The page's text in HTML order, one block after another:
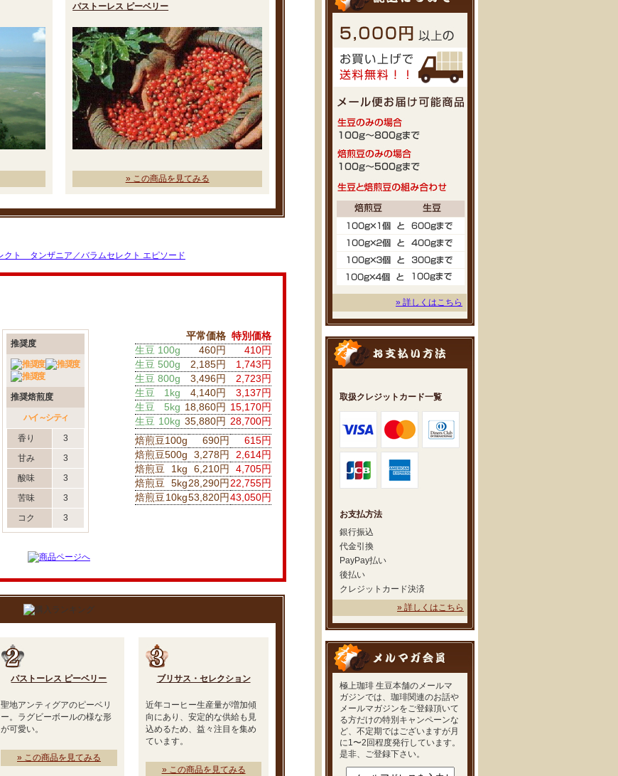
» 詳しくはこちら
取扱クレジットカード一覧
お支払方法
銀行振込
代金引換
PayPay払い
後払い
クレジットカード決済
» 詳しくはこちら
極上珈琲 生豆本舗のメールマ
ガジンでは、珈琲関連のお話や
メールマガジンをご登録頂いて
る方だけの特別キャンペーンな
ど、不定期ではございますが月
に1〜2回程度発行しています。
是非、ご登録下さい。
パストーレス ピーベリー
» この商品を見てみる
推奨度
推奨焙煎度
ハイ～シティ
香り
3
甘み
3
酸味
3
苦味
3
コク
3
平常価格 特別価格
生豆 100g 460円
410円
生豆 500g 2,185円
1,743円
生豆 800g 3,496円
2,723円
生豆
1kg 4,140円
3,137円
生豆
5kg 18,860円 15,170円
生豆 10kg 35,880円 28,700円
焙煎豆100g 690円
615円
焙煎豆500g 3,278円
2,614円
焙煎豆
1kg 6,210円
4,705円
焙煎豆 5kg28,290円22,755円
焙煎豆10kg53,820円43,050円
パストーレス ピーベリー
聖地アンティグアのピーベリ
ー。ラグビーボールの様な形
が可愛い。
» この商品を見てみる
ブリサス・セレクション
近年コーヒー生産量が増加傾
向にあり、安定的な供給も見
込めるため、益々注目を集め
ています。
» この商品を見てみる